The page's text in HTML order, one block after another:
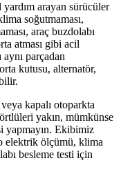
arayan sürücüler
soğutmaması,
araç buzdolabı
atması gibi acil
parçadan
kutusu, alternatör,
kapalı otoparkta
yakın, mümkünse
yapmayın. Ekibimiz
elektrik ölçümü, klima
besleme testi için